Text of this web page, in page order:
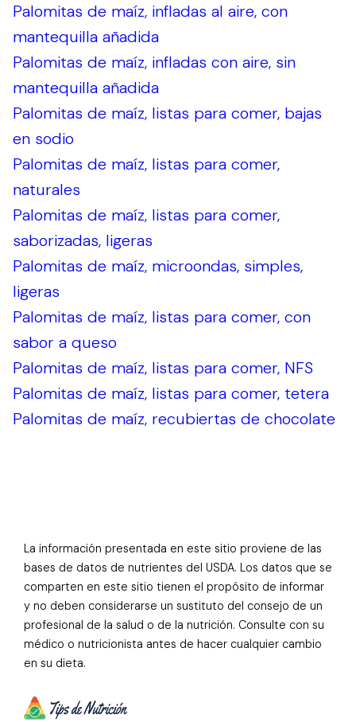
Palomitas de maíz, infladas al aire, con
mantequilla añadida
Palomitas de maíz, infladas con aire, sin
mantequilla añadida
Palomitas de maíz, listas para comer, bajas
en sodio
Palomitas de maíz, listas para comer,
naturales
Palomitas de maíz, listas para comer,
saborizadas, ligeras
Palomitas de maíz, microondas, simples,
ligeras
Palomitas de maíz, listas para comer, con
sabor a queso
Palomitas de maíz, listas para comer, NFS
Palomitas de maíz, listas para comer, tetera
Palomitas de maíz, recubiertas de chocolate
La información presentada en este sitio proviene de las
bases de datos de nutrientes del USDA. Los datos que se
comparten en este sitio tienen el propósito de informar
y no deben considerarse un sustituto del consejo de un
profesional de la salud o de la nutrición. Consulte con su
médico o nutricionista antes de hacer cualquier cambio
en su dieta.